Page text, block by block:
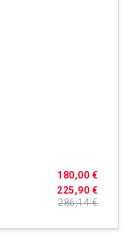
225,90 €
180,00 €
286,14 €